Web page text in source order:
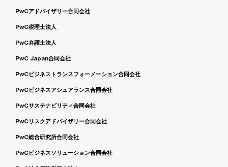
PwCアドバイザリー合同会社
PwC税理士法人
PwC弁護士法人
PwC Japan合同会社
PwCビジネストランスフォーメーション合同会社
PwCビジネスアシュアランス合同会社
PwCサステナビリティ合同会社
PwCリスクアドバイザリー合同会社
PwC総合研究所合同会社
PwCビジネスソリューション合同会社